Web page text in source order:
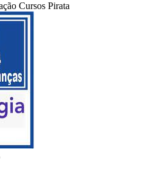
Cursos Pirata